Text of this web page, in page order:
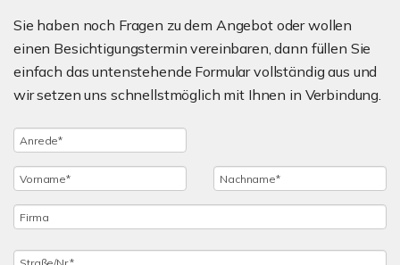
Sie haben noch Fragen zu dem Angebot oder wollen
einen Besichtigungstermin vereinbaren, dann füllen Sie
einfach das untenstehende Formular vollständig aus und
wir setzen uns schnellstmöglich mit Ihnen in Verbindung.